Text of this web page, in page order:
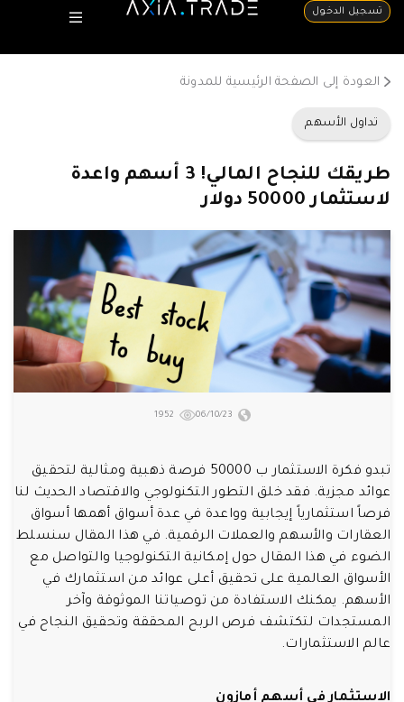
تسجيل الدخول
العودة إلى الصفحة الرئيسية للمدونة
تداول الأسهم
طريقك للنجاح المالي! 3 أسهم واعدة
لاستثمار 50000 دولار
06/10/23
1952
تبدو فكرة الاستثمار ب 50000 فرصة ذهبية ومثالية لتحقيق
عوائد مجزية. فقد خلق التطور التكنولوجي والاقتصاد الحديث لنا
فرصاً استثمارياً إيجابية وواعدة في عدة أسواق أهمها أسواق
العقارات والأسهم والعملات الرقمية. في هذا المقال سنسلط
الضوء في هذا المقال حول إمكانية التكنولوجيا والتواصل مع
الأسواق العالمية على تحقيق أعلى عوائد من استثمارك في
الأسهم. يمكنك الاستفادة من توصياتنا الموثوقة وآخر
المستجدات لتكتشف فرص الربح المحققة وتحقيق النجاح في
عالم الاستثمارات.
الاستثمار في أسهم أمازون